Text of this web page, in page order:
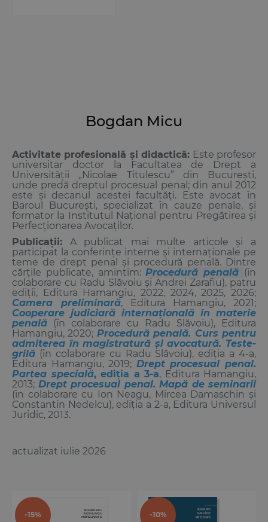
Bogdan Micu
Activitate profesională și didactică: Este profesor
universitar doctor la Facultatea de Drept a
Universității „Nicolae Titulescu” din București,
unde predă dreptul procesual penal; din anul 2012
este și decanul acestei facultăți. Este avocat în
Baroul București, specializat în cauze penale, și
formator la Institutul Național pentru Pregătirea și
Perfecționarea Avocaților.
Publicații: A publicat mai multe articole și a
participat la conferințe interne și internaționale pe
teme de drept penal și procedură penală. Dintre
cărțile publicate, amintim:Procedură penală (în
colaborare cu Radu Slăvoiu și Andrei Zarafiu), patru
ediții, Editura Hamangiu, 2022, 2024, 2025, 2026;
Camera preliminară, Editura Hamangiu, 2021;
Cooperare judiciară internațională în materie
penală (în colaborare cu Radu Slăvoiu), Editura
Hamangiu, 2020; Procedură penală. Curs pentru
admiterea în magistratură și avocatură. Teste-
grilă (în colaborare cu Radu Slăvoiu), ediția a 4-a,
Editura Hamangiu, 2019; Drept procesual penal.
Partea specială, ediția a 3-a, Editura Hamangiu,
2013; Drept procesual penal. Mapă de seminarii
(în colaborare cu Ion Neagu, Mircea Damaschin și
Constantin Nedelcu), ediția a 2-a, Editura Universul
Juridic, 2013.
actualizat iulie 2026
-15% -10%